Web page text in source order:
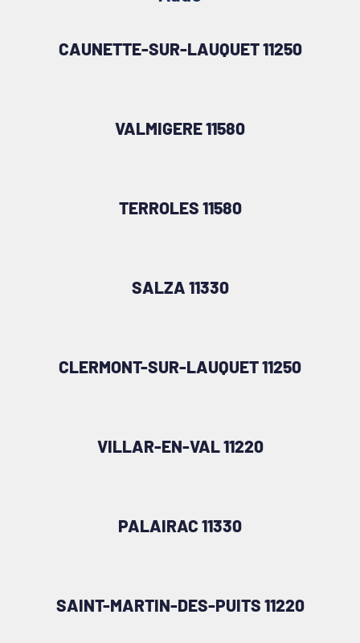
CAUNETTE-SUR-LAUQUET 11250
VALMIGERE 11580
TERROLES 11580
SALZA 11330
CLERMONT-SUR-LAUQUET 11250
VILLAR-EN-VAL 11220
PALAIRAC 11330
SAINT-MARTIN-DES-PUITS 11220